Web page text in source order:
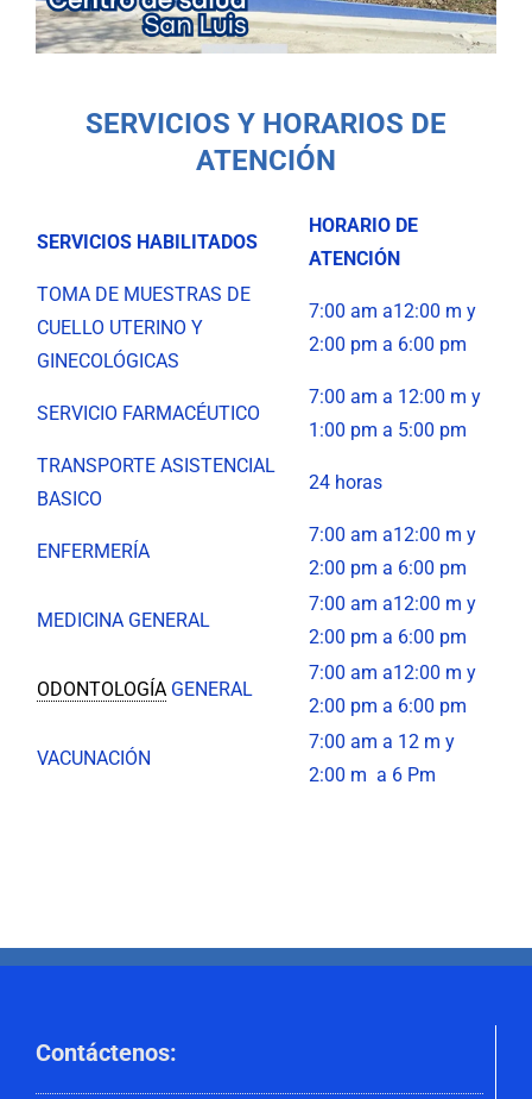
SERVICIOS Y HORARIOS DE
ATENCIÓN
SERVICIOS HABILITADOS
HORARIO DE
ATENCIÓN
TOMA DE MUESTRAS DE
CUELLO UTERINO Y
GINECOLÓGICAS
7:00 am a12:00 m y
2:00 pm a 6:00 pm
SERVICIO FARMACÉUTICO
7:00 am a 12:00 m y
1:00 pm a 5:00 pm
TRANSPORTE ASISTENCIAL
BASICO
24 horas
ENFERMERÍA
7:00 am a12:00 m y
2:00 pm a 6:00 pm
MEDICINA GENERAL
7:00 am a12:00 m y
2:00 pm a 6:00 pm
ODONTOLOGÍAGENERAL
7:00 am a12:00 m y
2:00 pm a 6:00 pm
VACUNACIÓN
7:00 am a 12 m y
2:00 m a 6 Pm
Contáctenos: